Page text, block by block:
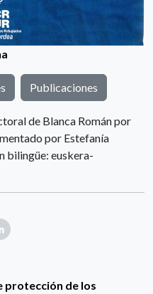
Publicaciones
de Blanca Román por
por Estefanía
bilingüe: euskera-
protección de los